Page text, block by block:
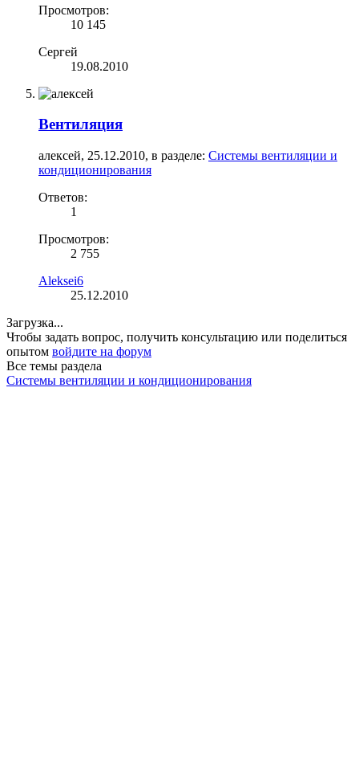
Просмотров:
10 145
Сергей
19.08.2010
Вентиляция
алексей, 25.12.2010, в разделе: Системы вентиляции и
кондиционирования
Ответов:
1
Просмотров:
2 755
Aleksei6
25.12.2010
Загрузка...
Чтобы задать вопрос, получить консультацию или поделиться
опытом войдите на форум
Все темы раздела
Системы вентиляции и кондиционирования